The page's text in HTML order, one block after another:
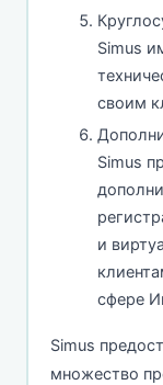
Simus
своим
Simus
и
сфере
Simus
множество